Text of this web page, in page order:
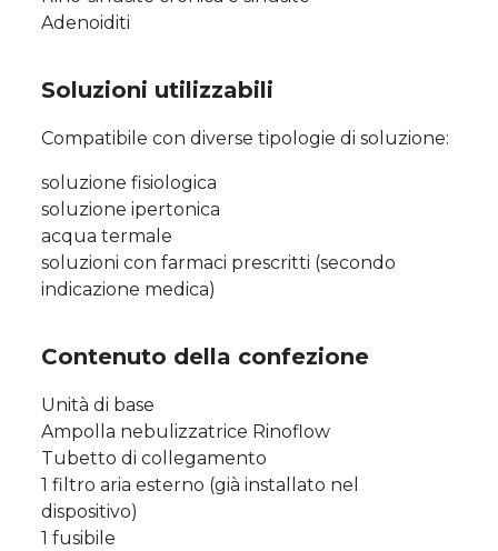
Adenoiditi
Soluzioni utilizzabili
Compatibile con diverse tipologie di soluzione:
soluzione fisiologica
soluzione ipertonica
acqua termale
soluzioni con farmaci prescritti (secondo
indicazione medica)
Contenuto della confezione
Unità di base
Ampolla nebulizzatrice Rinoflow
Tubetto di collegamento
1 filtro aria esterno (già installato nel
dispositivo)
1 fusibile